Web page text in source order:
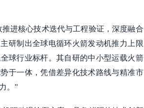
进核心技术迭代与工程验证，深度融合
研制出全球电循环火箭发动机推力上限
球行业标杆。其自研的中小型运载火箭
于一体，凭借差异化技术路线与精准市
。”